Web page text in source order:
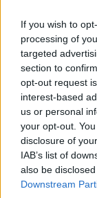
If you wish to
processing of
targeted
section to
opt-out request
interest-based
us or personal
your opt-out.
disclosure of
IAB’s list of
also be
Downstream
A magyarok
hónap végére
Néma
halt tűzoltókra
Hajnalban
Szalagkorlátnak
történt a baleset